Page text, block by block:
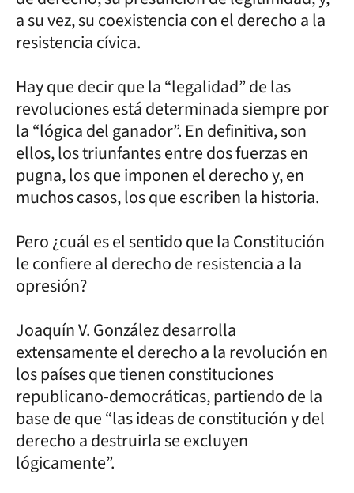
a su vez, su coexistencia con el derecho a la
resistencia cívica.
Hay que decir que la “legalidad” de las
revoluciones está determinada siempre por
la “lógica del ganador”. En definitiva, son
ellos, los triunfantes entre dos fuerzas en
pugna, los que imponen el derecho y, en
muchos casos, los que escriben la historia.
Pero ¿cuál es el sentido que la Constitución
le confiere al derecho de resistencia a la
opresión?
Joaquín V. González desarrolla
extensamente el derecho a la revolución en
los países que tienen constituciones
republicano-democráticas, partiendo de la
base de que “las ideas de constitución y del
derecho a destruirla se excluyen
lógicamente”.